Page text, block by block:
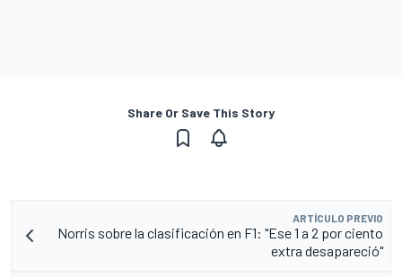
Share Or Save This Story
ARTÍCULO PREVIO
Norris sobre la clasificación en F1: "Ese 1 a 2 por ciento
extra desapareció"